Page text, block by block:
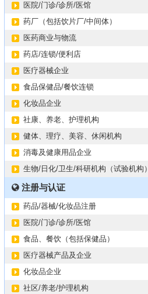
医院/门诊/诊所/医馆
药厂（包括饮片厂/中间体）
医药商业与物流
药店/连锁/便利店
医疗器械企业
食品保健品/餐饮连锁
化妆品企业
社康、养老、护理机构
健体、理疗、美容、休闲机构
消毒及健康用品企业
生物/日化/卫生/科研机构（试验机构）
注册与认证
药品/器械/化妆品注册
医院/门诊/诊所/医馆
食品、餐饮（包括保健品）
医疗器械产品及企业
化妆品企业
社区/养老/护理机构